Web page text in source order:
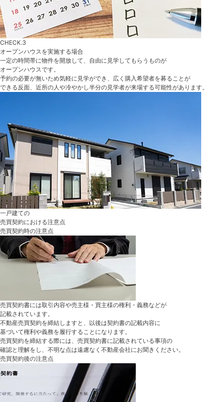
CHECK.3
オープンハウスを実施する場合
一定の時間帯に物件を開放して、自由に見学してもらうものが
オープンハウスです。
予約の必要が無いため気軽に見学ができ、広く購入希望者を募ることが
できる反面、近所の人や冷やかし半分の見学者が来場する可能性があります。
一戸建ての
売買契約における注意点
売買契約時の注意点
売買契約書には取引内容や売主様・買主様の権利・義務などが
記載されています。
不動産売買契約を締結しますと、以後は契約書の記載内容に
基づいて権利や義務を履行することになります。
売買契約を締結する際には、売買契約書に記載されている事項の
確認と理解をし、不明な点は遠慮なく不動産会社にお聞きください。
売買契約後の注意点